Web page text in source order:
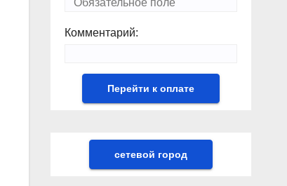
Комментарий:
сетевой город